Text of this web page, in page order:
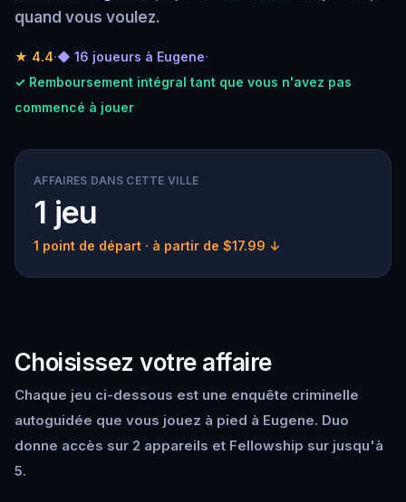
quand vous voulez.
★ 4.4·◆ 16 joueurs à Eugene·
✓ Remboursement intégral tant que vous n'avez pas
commencé à jouer
AFFAIRES DANS CETTE VILLE
1 jeu
1 point de départ · à partir de $17.99 ↓
Choisissez votre affaire
Chaque jeu ci-dessous est une enquête criminelle
autoguidée que vous jouez à pied à Eugene. Duo
donne accès sur 2 appareils et Fellowship sur jusqu'à
5.